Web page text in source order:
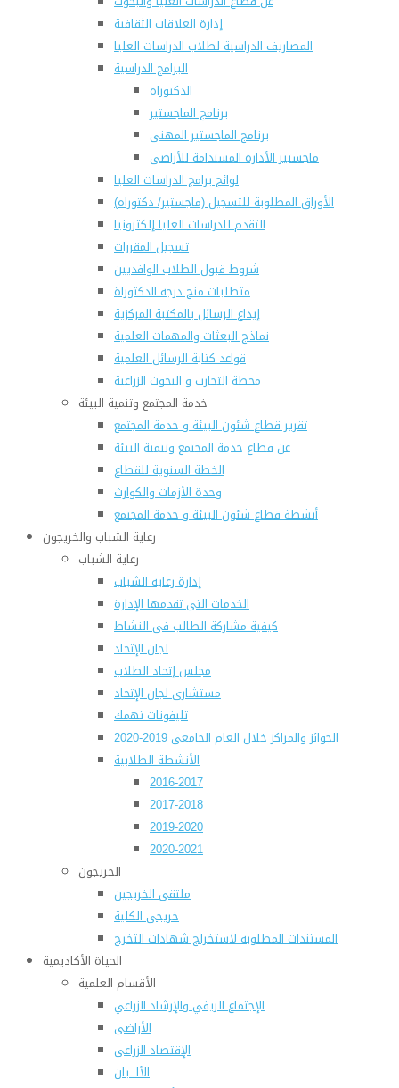
إدارة العلاقات الثقافية
المصاريف الدراسية لطلاب الدراسات العليا
البرامج الدراسية
الدكتوراة
برنامج الماجستير
برنامج الماجستير المهنى
ماجستير الأدارة المستدامة للأراضى
لوائح برامج الدراسات العليا
(الأوراق المطلوبة للتسجيل (ماجستير/ دكتوراه
التقدم للدراسات العليا إلكترونيا
تسجيل المقررات
شروط قبول الطلاب الوافديين
متطلبات منح درجة الدكتوراة
إيداع الرسائل بالمكتبة المركزية
نماذج البعثات والمهمات العلمية
قواعد كتابة الرسائل العلمية
محطة التجارب و البحوث الزراعية
خدمة المجتمع وتنمية البيئة
تقرير قطاع شئون البيئة و خدمة المجتمع
عن قطاع خدمة المجتمع وتنمية البيئة
الخطة السنوية للقطاع
وحدة الأزمات والكوارث
أنشطة قطاع شئون البيئة و خدمة المجتمع
رعاية الشباب والخريجون
رعاية الشباب
إدارة رعاية الشباب
الخدمات التى تقدمها الإدارة
كيفية مشاركة الطالب فى النشاط
لجان الإتحاد
مجلس إتحاد الطلاب
مستشارى لجان الإتحاد
تليفونات تهمك
الجوائز والمراكز خلال العام الجامعى 2019-2020
الأنشطة الطلابية
2016-2017
2017-2018
2019-2020
2020-2021
الخريجون
ملتقى الخريجين
خريجى الكلية
المستندات المطلوبة لاستخراج شهادات التخرج
الحياة الأكاديمية
الأقسام العلمية
الإجتماع الريفي والإرشاد الزراعي
الأراضى
الإقتصاد الزراعى
الألـــبان